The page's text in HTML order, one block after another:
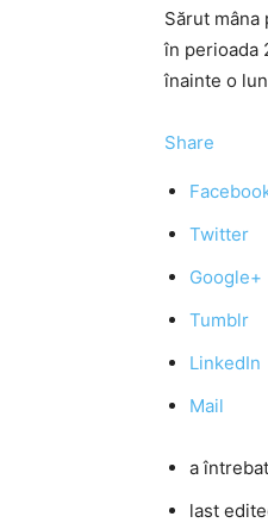
Sărut
în perioada
înainte o
Share
Twitter
Google+
Tumblr
LinkedIn
Mail
a întrebat
last